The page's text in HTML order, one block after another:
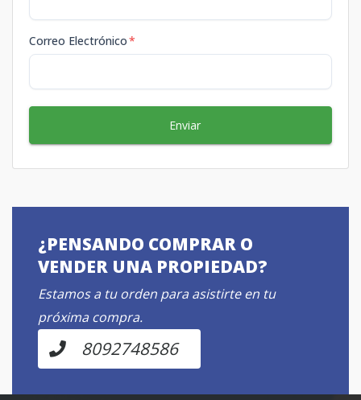
Correo Electrónico*
Enviar
¿PENSANDO COMPRAR O
VENDER UNA PROPIEDAD?
Estamos a tu orden para asistirte en tu
próxima compra.
8092748586